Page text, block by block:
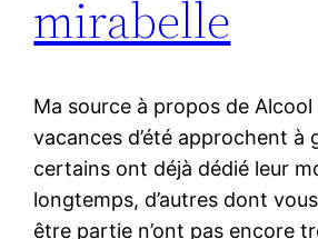
mirabelle
Ma source à propos de Alcool
vacances d’été approchent à
certains ont déjà dédié leur
longtemps, d’autres dont
être partie n’ont pas encore